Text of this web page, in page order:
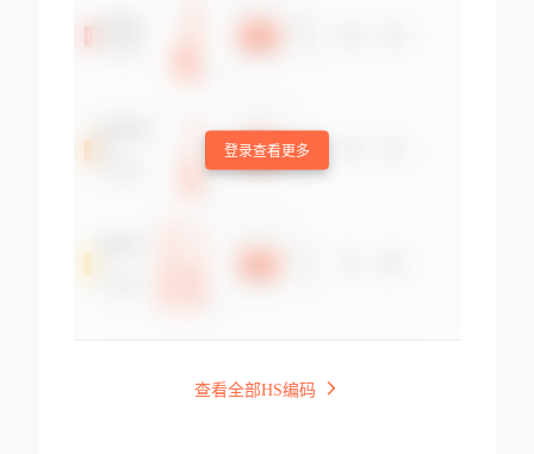
登录查看更多
查看全部HS编码